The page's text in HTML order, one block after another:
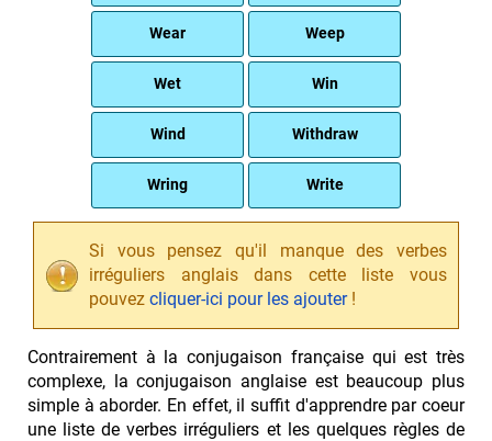
Wear Weep
Wet Win
Wind Withdraw
Wring Write
Si vous pensez qu'il manque des verbes
irréguliers anglais dans cette liste vous
pouvez cliquer-ici pour les ajouter!
Contrairement à la conjugaison française qui est très
complexe, la conjugaison anglaise est beaucoup plus
simple à aborder. En effet, il suffit d'apprendre par coeur
une liste de verbes irréguliers et les quelques règles de